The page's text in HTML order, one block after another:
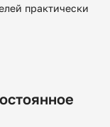
практически